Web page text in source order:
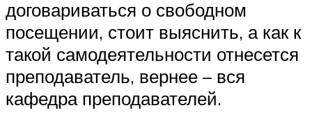
договариваться о свободном
посещении, стоит выяснить, а как к
такой самодеятельности отнесется
преподаватель, вернее – вся
кафедра преподавателей.